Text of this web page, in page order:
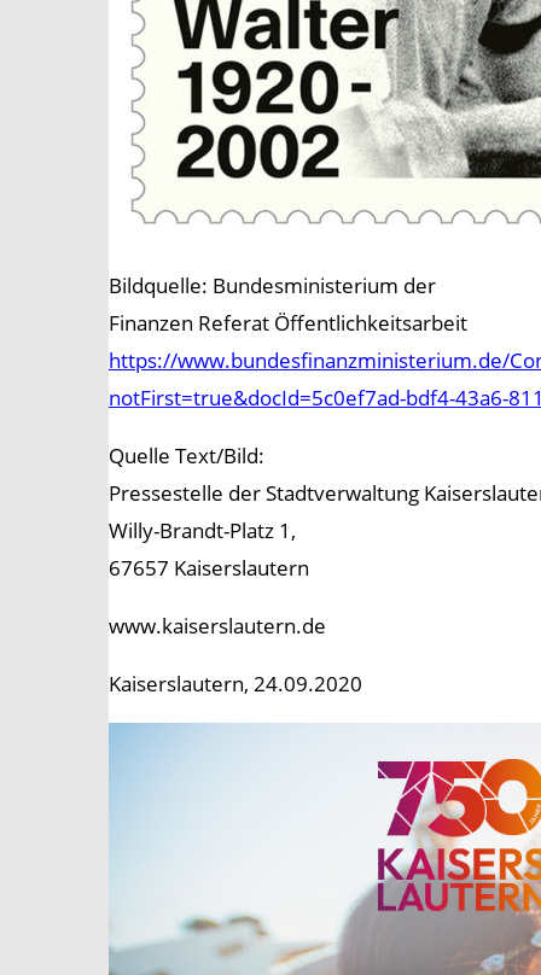
Bildquelle: Bundesministerium der
Finanzen Referat Öffentlichkeitsarbeit
https://www.bundesfinanzministerium.de/
notFirst=true&docId=5c0ef7ad-bdf4-43a6-
Quelle Text/Bild:
Pressestelle der Stadtverwaltung
Willy-Brandt-Platz 1,
67657 Kaiserslautern
www.kaiserslautern.de
Kaiserslautern, 24.09.2020